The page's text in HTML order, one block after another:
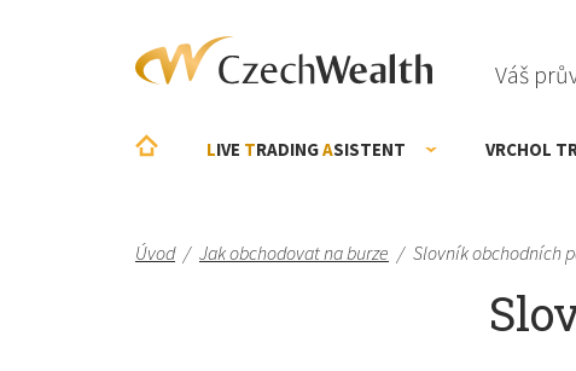
Váš
LIVE TRADINGASISTENT VRCHOL
Úvod / Jak obchodovat na burze / Slovník obchodních